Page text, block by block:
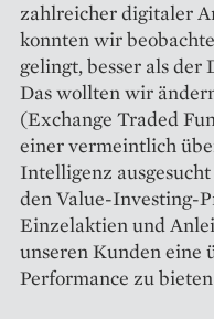
zahlreicher digitaler
konnten wir
gelingt, besser als
Das wollten wir
(Exchange Traded
einer vermeintlich
Intelligenz
den Value-Investing-
Einzelaktien und
unseren Kunden eine
Performance zu